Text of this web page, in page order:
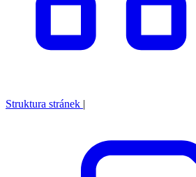
Struktura stránek |